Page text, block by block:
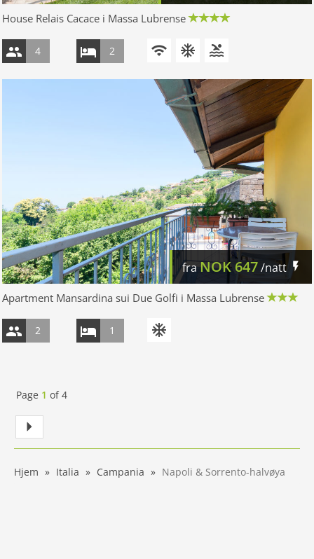
House Relais Cacace i Massa Lubrense
4 2
fraNOK 647/natt
Apartment Mansardina sui Due Golfi i Massa Lubrense
2 1
Page 1 of4
Hjem Italia Campania Napoli & Sorrento-halvøya